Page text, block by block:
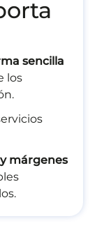
sencilla
los
márgenes